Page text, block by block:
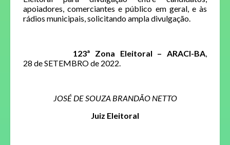
apoiadores, comerciantes e público em geral, e às
rádios municipais, solicitando ampla divulgação.
123ª Zona Eleitoral – ARACI-BA,
28 de SETEMBRO de 2022.
JOSÉ DE SOUZA BRANDÃO NETTO
Juiz Eleitoral